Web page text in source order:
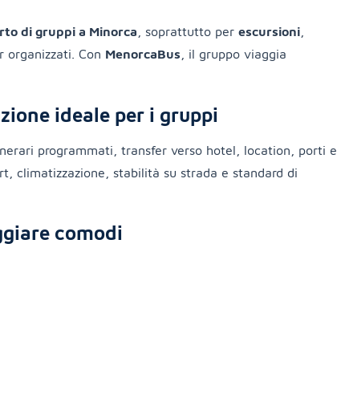
di gruppi a Minorca , soprattutto per escursioni
organizzati. Con MenorcaBus , il gruppo viaggia
ideale per i gruppi
programmati, transfer verso hotel, location, porti e
climatizzazione, stabilità su strada e standard di
comodi